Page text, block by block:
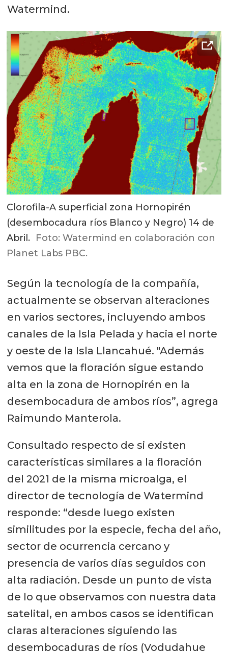
Watermind.
Clorofila-A superficial zona Hornopirén
(desembocadura ríos Blanco y Negro) 14 de
Abril. Foto: Watermind en colaboración con
Planet Labs PBC.
Según la tecnología de la compañía,
actualmente se observan alteraciones
en varios sectores, incluyendo ambos
canales de la Isla Pelada y hacia el norte
y oeste de la Isla Llancahué. "Además
vemos que la floración sigue estando
alta en la zona de Hornopirén en la
desembocadura de ambos ríos”, agrega
Raimundo Manterola.
Consultado respecto de si existen
características similares a la floración
del 2021 de la misma microalga, el
director de tecnología de Watermind
responde: “desde luego existen
similitudes por la especie, fecha del año,
sector de ocurrencia cercano y
presencia de varios días seguidos con
alta radiación. Desde un punto de vista
de lo que observamos con nuestra data
satelital, en ambos casos se identifican
claras alteraciones siguiendo las
desembocaduras de ríos (Vodudahue